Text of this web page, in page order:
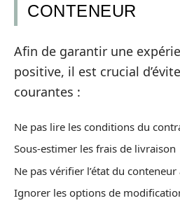
CONTENEUR
Afin de garantir une
positive, il est crucial
courantes :
Ne pas lire les conditions du
Sous-estimer les frais de livraison
Ne pas vérifier l’état du
Ignorer les options de